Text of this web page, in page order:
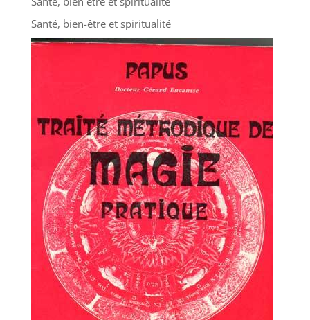
Santé, bien-être et spiritualité